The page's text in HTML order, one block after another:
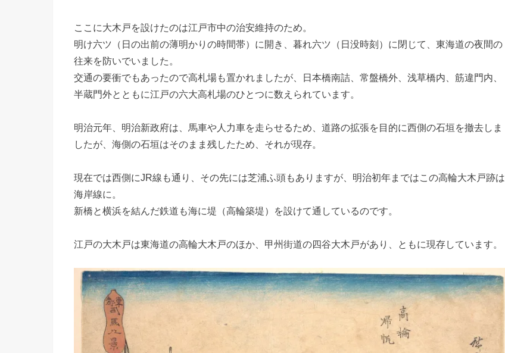
ここに大木戸を設けたのは江戸市中の治安維持のため。
明け六ツ（日の出前の薄明かりの時間帯）に開き、暮れ六ツ（日没時刻）に閉じて、東海道の夜間の
往来を防いでいました。
交通の要衝でもあったので高札場も置かれましたが、日本橋南詰、常盤橋外、浅草橋内、筋違門内、
半蔵門外とともに江戸の六大高札場のひとつに数えられています。
明治元年、明治新政府は、馬車や人力車を走らせるため、道路の拡張を目的に西側の石垣を撤去しま
したが、海側の石垣はそのまま残したため、それが現存。
現在では西側にJR線も通り、その先には芝浦ふ頭もありますが、明治初年まではこの高輪大木戸跡は
海岸線に。
新橋と横浜を結んだ鉄道も海に堤（高輪築堤）を設けて通しているのです。
江戸の大木戸は東海道の高輪大木戸のほか、甲州街道の四谷大木戸があり、ともに現存しています。